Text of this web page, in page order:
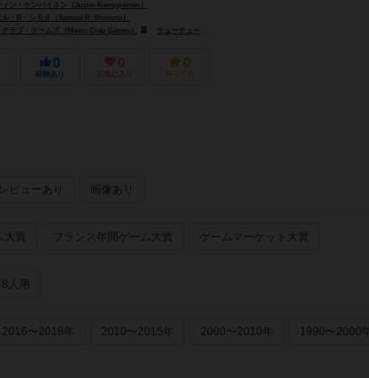
フロステッド・ゲームズ（Frosted Games）
ィン・ケンパイネン（Justin Kemppainen）
ル・R・シモタ（Samuel R. Shimota）
クラブ・ゲームズ（Moon Crab Games）
チューチューゲームズ（Choo Choo Games）
0
経験あり
0
お気に入り
0
持ってる
レビューあり 画像あり
賞 フランス年間ゲーム大賞 ゲームマーケット大賞
人用
2016〜2018年 2010〜2015年 2000〜2010年 1990〜2000年